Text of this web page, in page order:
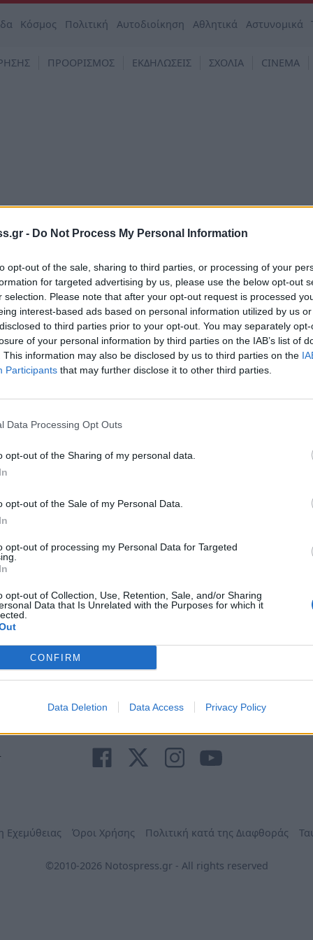
- Do Not Process My Personal Information
opt-out of the sale, sharing to third parties, or processing of your
for targeted advertising by us, please use the below opt-out
selection. Please note that after your opt-out request is processed
interest-based ads based on personal information utilized by us
to third parties prior to your opt-out. You may separately
of your personal information by third parties on the IAB’s list of
This information may also be disclosed by us to third parties on the
Participants that may further disclose it to other third parties.
Data Processing Opt Outs
opt-out of the Sharing of my personal data.
opt-out of the Sale of my Personal Data.
opt-out of processing my Personal Data for Targeted
opt-out of Collection, Use, Retention, Sale, and/or Sharing
Data that Is Unrelated with the Purposes for which it
CONFIRM
Data Deletion Data Access Privacy Policy
Κόσμος Πολιτική Αυτοδιοίκηση Αθλητικά Αστυνομικά
ΠΡΟΟΡΙΣΜΟΣ ΕΚΔΗΛΩΣΕΙΣ ΣΧΟΛΙΑ CINEMA
Γκούντμαν: Σαν σήμερα πέθανε ο Βασιλιάς
Γκούντμαν (Benny Goodman) ήταν αμερικανός
και επικεφαλής δημοφιλούς ορχήστρας στις ΗΠΑ τις
του 1930 και 1940.
2023 08:30
Άμεση
Εχεμύθειας Όροι Χρήσης Πολιτική κατά της Διαφθοράς
©2010-2026 Notospress.gr - All rights reserved